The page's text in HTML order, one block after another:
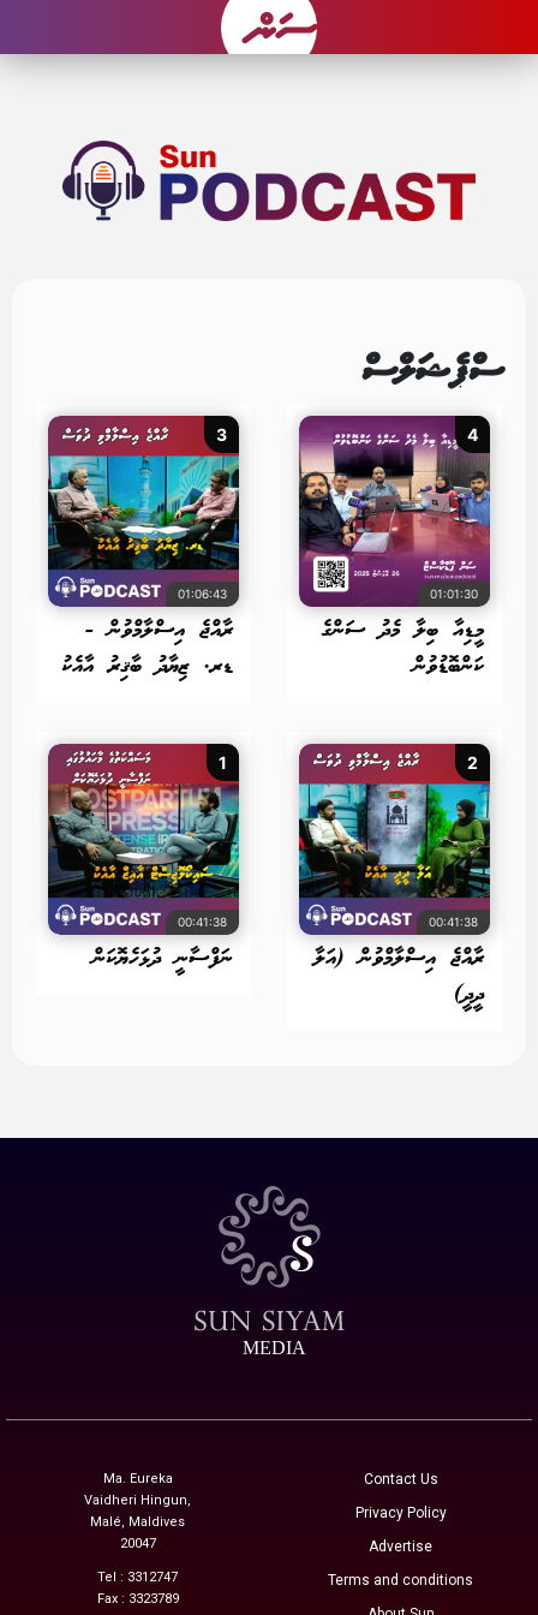
ސްޕެޝަލްސް
4
01:01:30
މީޑިއާ ބިލާ މެދު ސަންގެ
ކަންބޮޑުވުން
3
01:06:43
ރާއްޖެ އިސްލާމްވުން -
ޑރ. ޒިޔާދު ބާޤިރު އާއެކު
2
00:41:38
ރާއްޖެ އިސްލާމްވުން (އަލާ
ދީދީ)
1
00:41:38
ނަފްސާނީ ދުޅަހެޔޮކަން
MEDIA
Ma. Eureka
Vaidheri Hingun,
Malé, Maldives
20047
Tel : 3312747
Fax : 3323789
Contact Us
Privacy Policy
Advertise
Terms and conditions